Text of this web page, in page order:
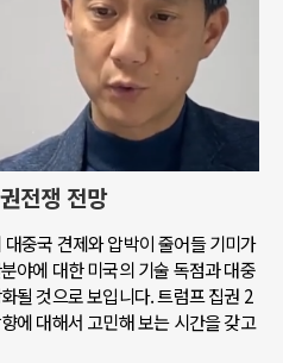
전쟁 전망
중국 견제와 압박이 줄어들 기미가
야에 대한 미국의 기술 독점과 대중
될 것으로 보입니다. 트럼프 집권 2
에 대해서 고민해 보는 시간을 갖고